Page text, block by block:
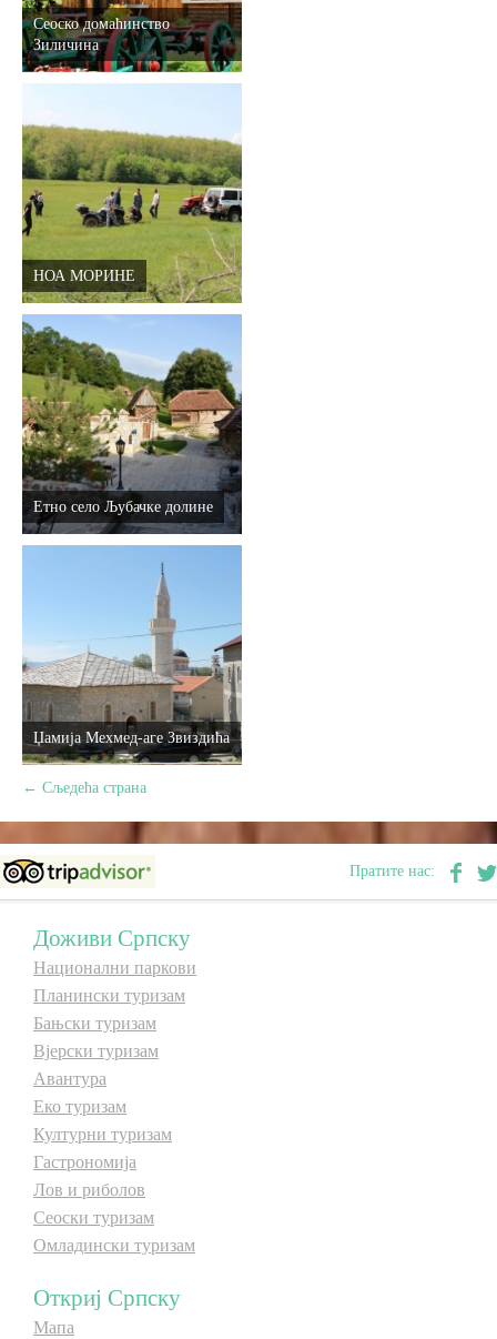
Сеоско домаћинство
Зиличина
НОА МОРИНЕ
Етно село Љубачке долине
Џамија Мехмед-аге Звиздића
← Сљедећа страна
Пратите нас:
Доживи Српску
Национални паркови
Планински туризам
Бањски туризам
Вјерски туризам
Авантура
Еко туризам
Културни туризам
Гастрономија
Лов и риболов
Сеоски туризам
Омладински туризам
Откриј Српску
Мапа